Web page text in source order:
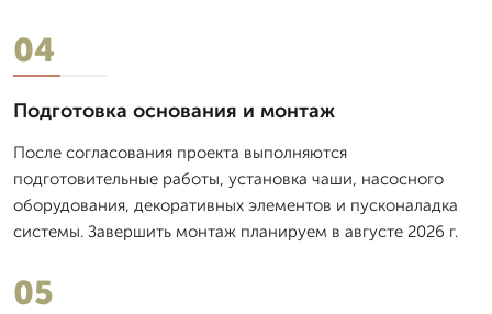
04
Подготовка основания и монтаж
После согласования проекта выполняются
подготовительные работы, установка чаши, насосного
оборудования, декоративных элементов и пусконаладка
системы. Завершить монтаж планируем в августе 2026 г.
05